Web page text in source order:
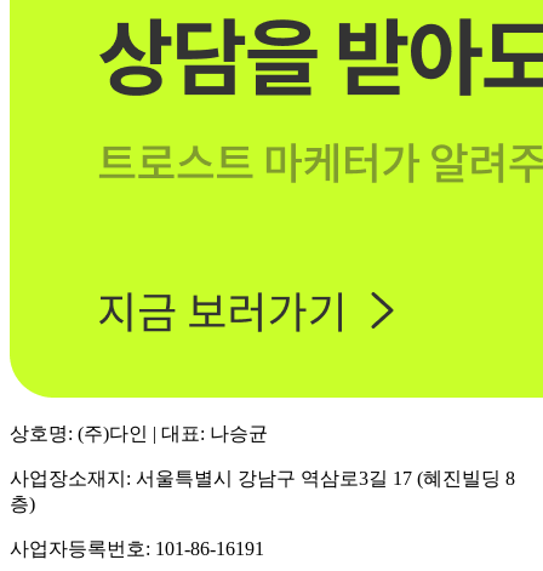
상호명: (주)다인 | 대표: 나승균
사업장소재지: 서울특별시 강남구 역삼로3길 17 (혜진빌딩 8
층)
사업자등록번호: 101-86-16191